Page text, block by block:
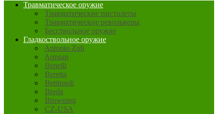
Травматическое оружие
Травматические пистолеты
Травматические револьверы
Бесствольное оружие
Гладкоствольное оружие
Antonio Zoli
Armsan
Benelli
Beretta
Bettinsoli
Breda
Browning
CZ-USA